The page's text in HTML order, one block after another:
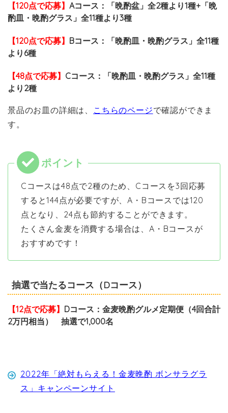
【120点で応募】 Aコース：「晩酌盆」全2種より1種+「晩
酌皿・晩酌グラス」全11種より3種
【120点で応募】 Bコース：「晩酌皿・晩酌グラス」全11種
より6種
【48点で応募】 Cコース：「晩酌皿・晩酌グラス」全11種
より2種
景品のお皿の詳細は、 こちらのページで確認ができま
す。
Cコースは48点で2種のため、Cコースを3回応募
すると144点が必要ですが、A・Bコースでは120
点となり、24点も節約することができます。
たくさん金麦を消費する場合は、A・Bコースが
おすすめです！
抽選で当たるコース（Dコース）
【12点で応募】 Dコース：金麦晩酌グルメ定期便（4回合計
2万円相当） 抽選で1,000名
2022年「絶対もらえる！金麦晩酌 ボンサラグラ
ス」キャンペーンサイト